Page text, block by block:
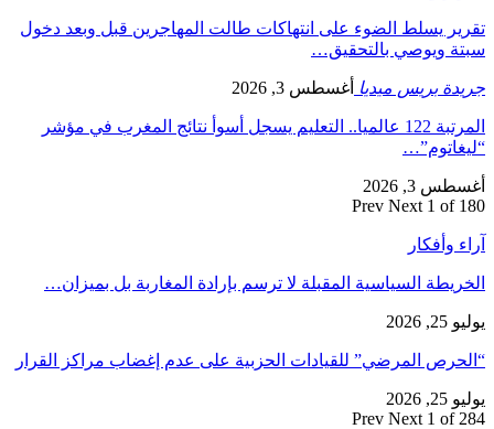
تقرير يسلط الضوء على انتهاكات طالت المهاجرين قبل وبعد دخول
سبتة ويوصي بالتحقيق…
جريدة بريس ميديا أغسطس 3, 2026
المرتبة 122 عالميا.. التعليم يسجل أسوأ نتائج المغرب في مؤشر
“ليغاتوم”…
أغسطس 3, 2026
Prev Next 1 of 180
آراء وأفكار
الخريطة السياسية المقبلة لا ترسم بإرادة المغاربة بل بميزان…
يوليو 25, 2026
“الحرص المرضي” للقيادات الحزبية على عدم إغضاب مراكز القرار
يوليو 25, 2026
Prev Next 1 of 284